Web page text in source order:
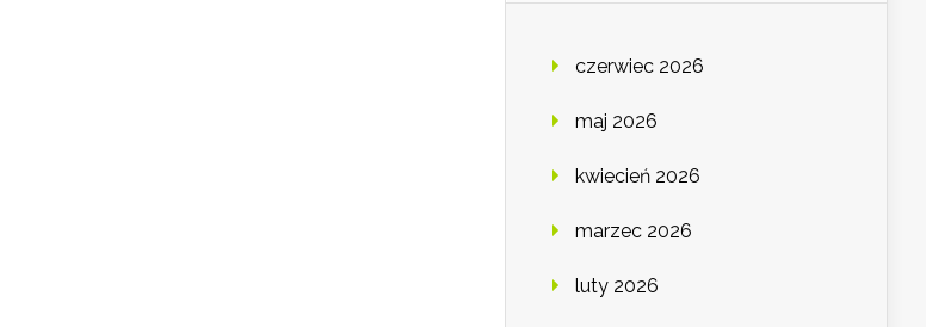
czerwiec 2026
maj 2026
kwiecień 2026
marzec 2026
luty 2026